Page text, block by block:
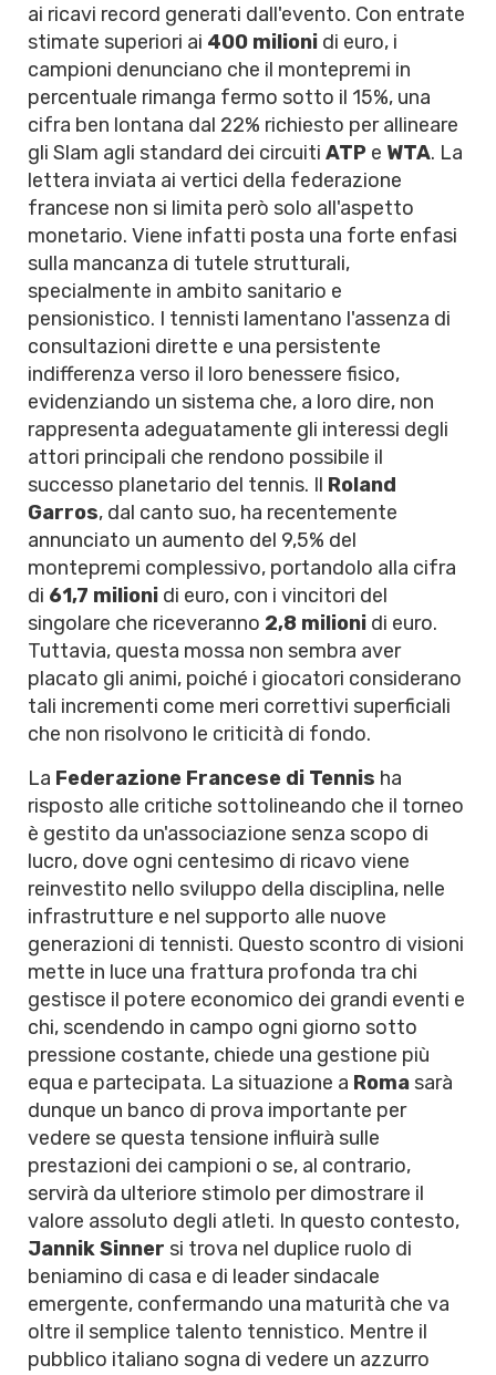
ai ricavi record generati dall'evento. Con entrate
stimate superiori ai 400 milioni di euro, i
campioni denunciano che il montepremi in
percentuale rimanga fermo sotto il 15%, una
cifra ben lontana dal 22% richiesto per allineare
gli Slam agli standard dei circuiti ATP e WTA. La
lettera inviata ai vertici della federazione
francese non si limita però solo all'aspetto
monetario. Viene infatti posta una forte enfasi
sulla mancanza di tutele strutturali,
specialmente in ambito sanitario e
pensionistico. I tennisti lamentano l'assenza di
consultazioni dirette e una persistente
indifferenza verso il loro benessere fisico,
evidenziando un sistema che, a loro dire, non
rappresenta adeguatamente gli interessi degli
attori principali che rendono possibile il
successo planetario del tennis. Il Roland
Garros, dal canto suo, ha recentemente
annunciato un aumento del 9,5% del
montepremi complessivo, portandolo alla cifra
di 61,7 milioni di euro, con i vincitori del
singolare che riceveranno 2,8 milioni di euro.
Tuttavia, questa mossa non sembra aver
placato gli animi, poiché i giocatori considerano
tali incrementi come meri correttivi superficiali
che non risolvono le criticità di fondo.
La Federazione Francese di Tennis ha
risposto alle critiche sottolineando che il torneo
è gestito da un'associazione senza scopo di
lucro, dove ogni centesimo di ricavo viene
reinvestito nello sviluppo della disciplina, nelle
infrastrutture e nel supporto alle nuove
generazioni di tennisti. Questo scontro di visioni
mette in luce una frattura profonda tra chi
gestisce il potere economico dei grandi eventi e
chi, scendendo in campo ogni giorno sotto
pressione costante, chiede una gestione più
equa e partecipata. La situazione a Roma sarà
dunque un banco di prova importante per
vedere se questa tensione influirà sulle
prestazioni dei campioni o se, al contrario,
servirà da ulteriore stimolo per dimostrare il
valore assoluto degli atleti. In questo contesto,
Jannik Sinner si trova nel duplice ruolo di
beniamino di casa e di leader sindacale
emergente, confermando una maturità che va
oltre il semplice talento tennistico. Mentre il
pubblico italiano sogna di vedere un azzurro